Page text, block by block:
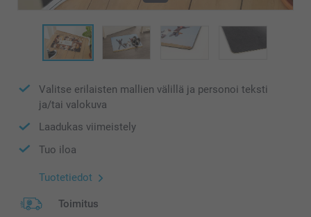
Valitse erilaisten mallien välillä ja personoi teksti
ja/tai valokuva
Laadukas viimeistely
Tuo iloa
Tuotetiedot
Toimitus